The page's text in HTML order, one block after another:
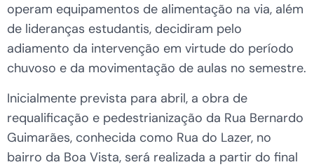
operam equipamentos de alimentação na via, além
de lideranças estudantis, decidiram pelo
adiamento da intervenção em virtude do período
chuvoso e da movimentação de aulas no semestre.
Inicialmente prevista para abril, a obra de
requalificação e pedestrianização da Rua Bernardo
Guimarães, conhecida como Rua do Lazer, no
bairro da Boa Vista, será realizada a partir do final